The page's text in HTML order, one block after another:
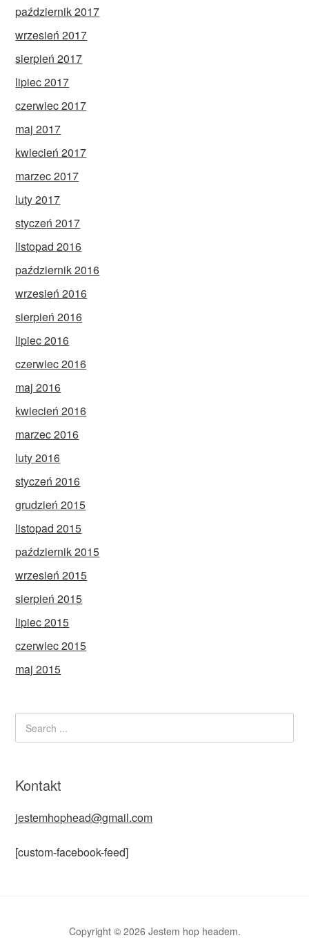
październik 2017
wrzesień 2017
sierpień 2017
lipiec 2017
czerwiec 2017
maj 2017
kwiecień 2017
marzec 2017
luty 2017
styczeń 2017
listopad 2016
październik 2016
wrzesień 2016
sierpień 2016
lipiec 2016
czerwiec 2016
maj 2016
kwiecień 2016
marzec 2016
luty 2016
styczeń 2016
grudzień 2015
listopad 2015
październik 2015
wrzesień 2015
sierpień 2015
lipiec 2015
czerwiec 2015
maj 2015
Kontakt
jestemhophead@gmail.com
[custom-facebook-feed]
Copyright © 2026 Jestem hop headem.